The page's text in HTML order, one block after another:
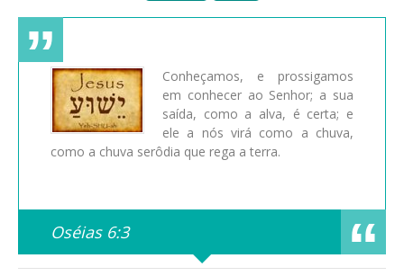
Conheçamos, e prossigamos
em conhecer ao Senhor; a sua
saída, como a alva, é certa; e
ele a nós virá como a chuva,
como a chuva serôdia que rega a terra.
Oséias 6:3